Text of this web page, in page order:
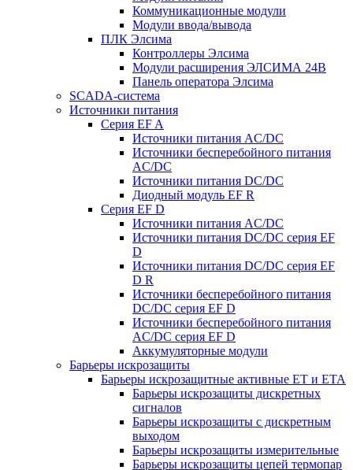
Коммуникационные модули
Модули ввода/вывода
ПЛК Элсима
Контроллеры Элсима
Модули расширения ЭЛСИМА 24В
Панель оператора Элсима
SCADA-система
Источники питания
Серия EF A
Источники питания AC/DC
Источники бесперебойного питания
AC/DC
Источники питания DC/DC
Диодный модуль EF R
Серия EF D
Источники питания AC/DC
Источники питания DC/DC серия EF
D
Источники питания DC/DC серия EF
D R
Источники бесперебойного питания
DC/DC серия EF D
Источники бесперебойного питания
AC/DC серия EF D
Аккумуляторные модули
Барьеры искрозащиты
Барьеры искрозащитные активные ET и ETA
Барьеры искрозащиты дискретных
сигналов
Барьеры искрозащиты с дискретным
выходом
Барьеры искрозащиты измерительные
Барьеры искрозащиты цепей термопар